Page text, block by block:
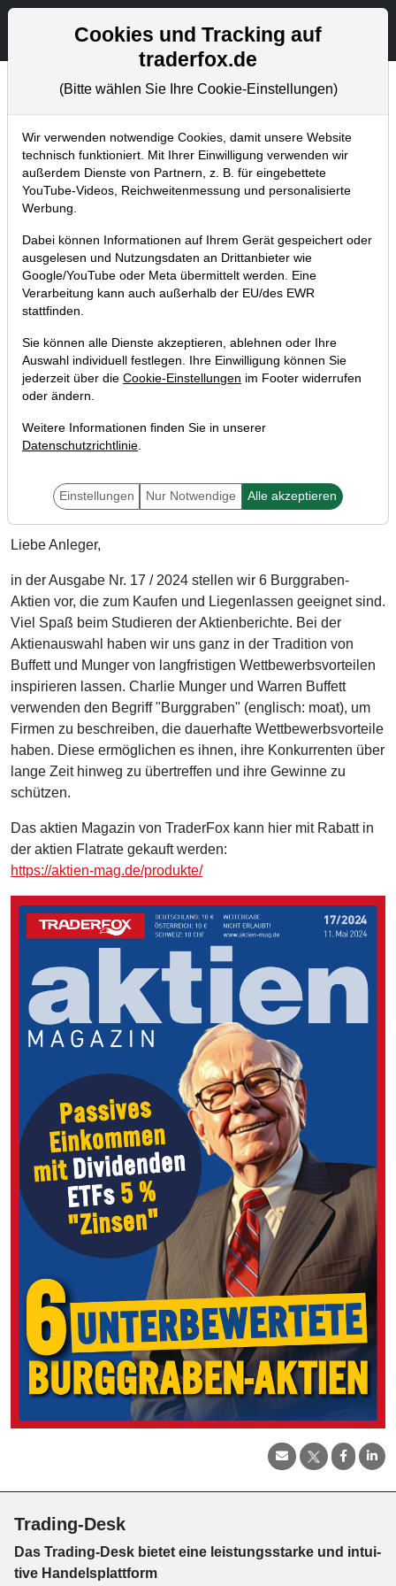
Aktien- und Artikelsuche
Börsenmagazine
Home Blog Börsenmagazine
aktien Magazin 17 / 2024: 6
unterbewertete Burggraben-Aktien!
15.05.2024 um 23:05 Uhr | S. Betschinger
Liebe Anleger,
in der Ausgabe Nr. 17 / 2024 stellen wir 6 Burggraben-
Aktien vor, die zum Kaufen und Liegenlassen geeignet sind.
Viel Spaß beim Studieren der Aktienberichte. Bei der
Aktienauswahl haben wir uns ganz in der Tradition von
Buffett und Munger von langfristigen Wettbewerbsvorteilen
inspirieren lassen. Charlie Munger und Warren Buffett
verwenden den Begriff "Burggraben" (englisch: moat), um
Firmen zu beschreiben, die dauerhafte Wettbewerbsvorteile
haben. Diese ermöglichen es ihnen, ihre Konkurrenten über
lange Zeit hinweg zu übertreffen und ihre Gewinne zu
schützen.
Das aktien Magazin von TraderFox kann hier mit Rabatt in
der aktien Flatrate gekauft werden:
https://aktien-mag.de/produkte/
Trading-Desk
Das Trading-Desk bie­tet eine leis­tungs­star­ke und in­tui­
tive Han­dels­platt­form
Cookies und Tracking auf
traderfox.de
(Bitte wählen Sie Ihre Cookie-Einstellungen)
Wir verwenden notwendige Cookies, damit unsere Website
technisch funktioniert. Mit Ihrer Einwilligung verwenden wir
außerdem Dienste von Partnern, z. B. für eingebettete
YouTube-Videos, Reichweitenmessung und personalisierte
Werbung.
Dabei können Informationen auf Ihrem Gerät gespeichert oder
ausgelesen und Nutzungsdaten an Drittanbieter wie
Google/YouTube oder Meta übermittelt werden. Eine
Verarbeitung kann auch außerhalb der EU/des EWR
stattfinden.
Sie können alle Dienste akzeptieren, ablehnen oder Ihre
Auswahl individuell festlegen. Ihre Einwilligung können Sie
jederzeit über die Cookie-Einstellungen im Footer widerrufen
oder ändern.
Weitere Informationen finden Sie in unserer
Datenschutzrichtlinie.
Einstellungen Nur Notwendige Alle akzeptieren